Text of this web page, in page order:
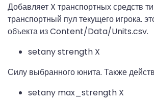
Добавляет X транспортных средств
транспортный пул текущего игрока.
объекта из Content/Data/Units.csv.
setany strength X
Силу выбранного юнита. Также
setany max_strength X